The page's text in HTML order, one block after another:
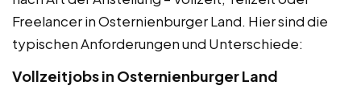
Freelancer in Osternienburger Land. Hier sind die
typischen Anforderungen und Unterschiede:
Vollzeitjobs in Osternienburger Land